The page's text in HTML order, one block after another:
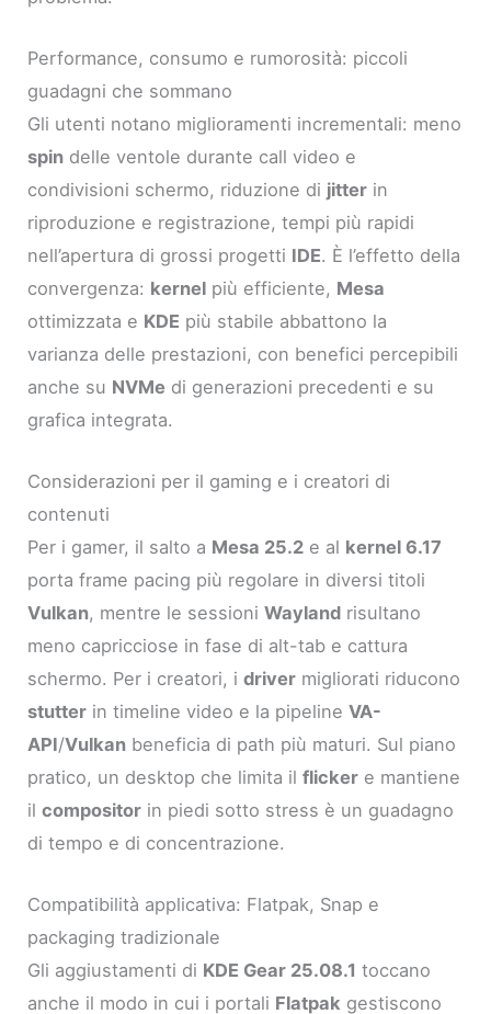
Performance, consumo e rumorosità: piccoli
guadagni che sommano
Gli utenti notano miglioramenti incrementali: meno
spin delle ventole durante call video e
condivisioni schermo, riduzione di jitter in
riproduzione e registrazione, tempi più rapidi
nell’apertura di grossi progetti IDE. È l’effetto della
convergenza: kernel più efficiente, Mesa
ottimizzata e KDE più stabile abbattono la
varianza delle prestazioni, con benefici percepibili
anche su NVMe di generazioni precedenti e su
grafica integrata.
Considerazioni per il gaming e i creatori di
contenuti
Per i gamer, il salto a Mesa 25.2 e al kernel 6.17
porta frame pacing più regolare in diversi titoli
Vulkan, mentre le sessioniWayland risultano
meno capricciose in fase di alt-tab e cattura
schermo. Per i creatori, idriver migliorati riducono
stutter in timeline video e la pipelineVA-
API/Vulkan beneficia di path più maturi. Sul piano
pratico, un desktop che limita ilflicker e mantiene
ilcompositor in piedi sotto stress è un guadagno
di tempo e di concentrazione.
Compatibilità applicativa: Flatpak, Snap e
packaging tradizionale
Gli aggiustamenti di KDE Gear 25.08.1 toccano
anche il modo in cui i portali Flatpak gestiscono